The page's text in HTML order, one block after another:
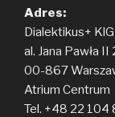
Adres:
Dialektikus+ KlG
al. Jana Pawła II
00-867
Atrium Centrum
Tel. +48 22 104